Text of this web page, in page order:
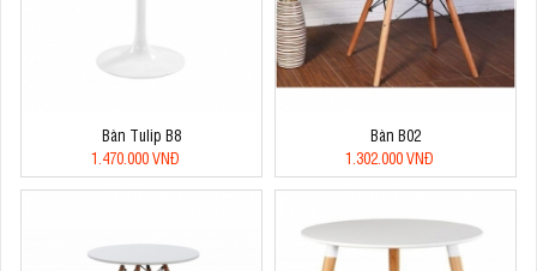
Bàn Tulip B8
1.470.000 VNĐ
Bàn B02
1.302.000 VNĐ